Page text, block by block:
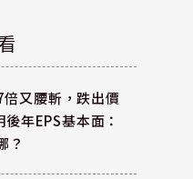
又腰斬，跌出價
年EPS基本面：
？